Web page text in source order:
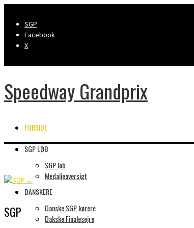
SGP
Facebook
X
Speedway Grandprix
FORSIDE
SGP LØB
SGP løb
Medaljeoversigt
DANSKERE
Danske SGP kørere
Dakske Finalesejre
SGP år